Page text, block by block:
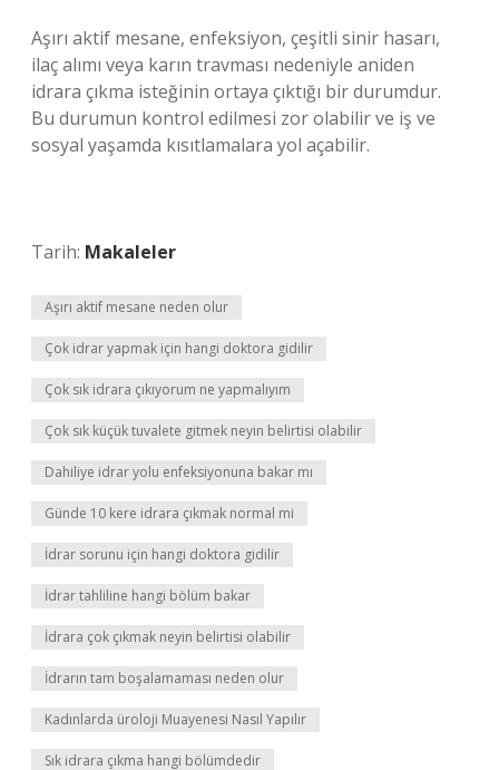
Aşırı aktif mesane, enfeksiyon, çeşitli sinir hasarı,
ilaç alımı veya karın travması nedeniyle aniden
idrara çıkma isteğinin ortaya çıktığı bir durumdur.
Bu durumun kontrol edilmesi zor olabilir ve iş ve
sosyal yaşamda kısıtlamalara yol açabilir.
Tarih: Makaleler
Aşırı aktif mesane neden olur
Çok idrar yapmak için hangi doktora gidilir
Çok sık idrara çıkıyorum ne yapmalıyım
Çok sık küçük tuvalete gitmek neyin belirtisi olabilir
Dahiliye idrar yolu enfeksiyonuna bakar mı
Günde 10 kere idrara çıkmak normal mi
İdrar sorunu için hangi doktora gidilir
İdrar tahliline hangi bölüm bakar
İdrara çok çıkmak neyin belirtisi olabilir
İdrarın tam boşalamaması neden olur
Kadınlarda üroloji Muayenesi Nasıl Yapılır
Sık idrara çıkma hangi bölümdedir